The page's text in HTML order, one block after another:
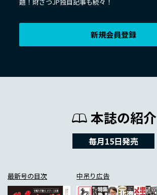
新規会員登録
本誌の紹介
毎月15日発売
最新号の目次 中吊り広告